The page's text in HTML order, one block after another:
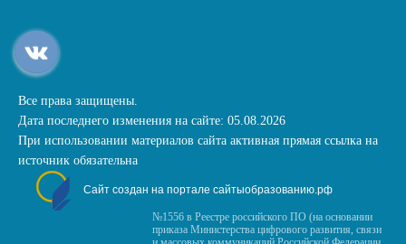
Все права защищены.
Дата последнего изменения на сайте: 05.08.2026
При использовании материалов сайта активная прямая ссылка на
источник обязательна
Сайт создан на портале сайтыобразованию.рф
№1556 в Реестре российского ПО (на основании
приказа Министерства цифрового развития, связи